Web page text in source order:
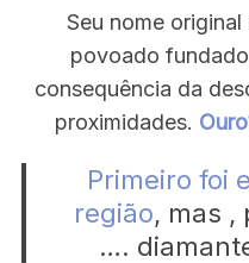
Seu nome original
povoado
consequência da
proximidades.
Primeiro foi
região, mas ,
….